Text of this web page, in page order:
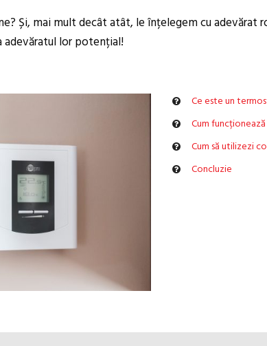
Și, mai mult decât atât, le înțelegem cu
adevăratul lor potențial!
Ce este un
Cum
Cum să utilizezi
Concluzie